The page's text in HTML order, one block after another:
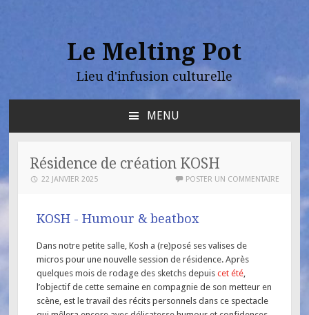
Le Melting Pot
Lieu d'infusion culturelle
MENU
Résidence de création KOSH
22 JANVIER 2025 POSTER UN COMMENTAIRE
KOSH - Humour & beatbox
Dans notre petite salle, Kosh a (re)posé ses valises de
micros pour une nouvelle session de résidence. Après
quelques mois de rodage des sketchs depuiscet été,
l’objectif de cette semaine en compagnie de son metteur en
scène, est le travail des récits personnels dans ce spectacle